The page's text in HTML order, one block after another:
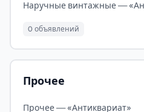
Наручные винтажные —
0 объявлений
Прочее
Прочее — «Антиквариат»